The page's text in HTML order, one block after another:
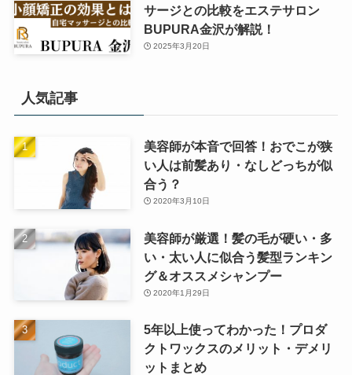
サージとの比較をエステサロン
BUPURA金沢が解説！
2025年3月20日
人気記事
美容師が本音で回答！おでこが狭
い人は前髪あり・なしどっちが似
合う？
2020年3月10日
美容師が厳選！髪の毛が硬い・多
い・太い人に似合う髪型ランキン
グ＆オススメシャンプー
2020年1月29日
5年以上使ってわかった！プロダ
クトワックスのメリット・デメリ
ットまとめ